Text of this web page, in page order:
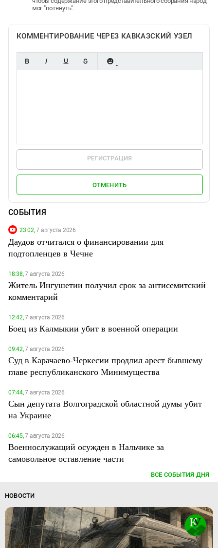
мог "потянуть".
КОММЕНТИРОВАНИЕ ЧЕРЕЗ КАВКАЗСКИЙ УЗЕЛ
РЕГИСТРАЦИЯ
ОТМЕНИТЬ
СОБЫТИЯ
23:02,7 августа 2026
Даудов отчитался о финансировании для
подтопленцев в Чечне
18:38,7 августа 2026
Житель Ингушетии получил срок за антисемитский
комментарий
12:42,7 августа 2026
Боец из Калмыкии убит в военной операции
09:42,7 августа 2026
Суд в Карачаево-Черкесии продлил арест бывшему
главе республиканского Минимущества
07:44,7 августа 2026
Сын депутата Волгоградской областной думы убит
на Украине
06:45,7 августа 2026
Военнослужащий осужден в Нальчике за
самовольное оставление части
ВСЕ СОБЫТИЯ ДНЯ
НОВОСТИ